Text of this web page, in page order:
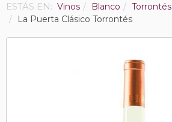
ESTÁS EN: Vinos Blanco
Torrontés
La Puerta Clásico Torrontés